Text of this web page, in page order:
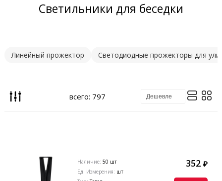
Светильники для беседки
Линейный прожектор Светодиодные прожекторы для
всего: 797
352₽
Наличие: 50 шт
Ед. Измерения: шт